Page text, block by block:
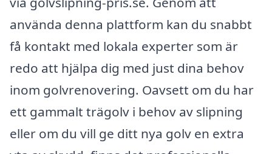
använda denna plattform kan du snabbt
få kontakt med lokala experter som är
redo att hjälpa dig med just dina behov
inom golvrenovering. Oavsett om du har
ett gammalt trägolv i behov av slipning
eller om du vill ge ditt nya golv en extra